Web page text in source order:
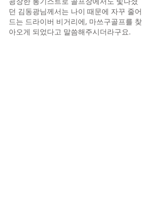
던 김동광님께서는 나이 때문에 자꾸 줄어
드는 드라이버 비거리에, 마쓰구골프를 찾
아오게 되었다고 말씀해주시더라구요.